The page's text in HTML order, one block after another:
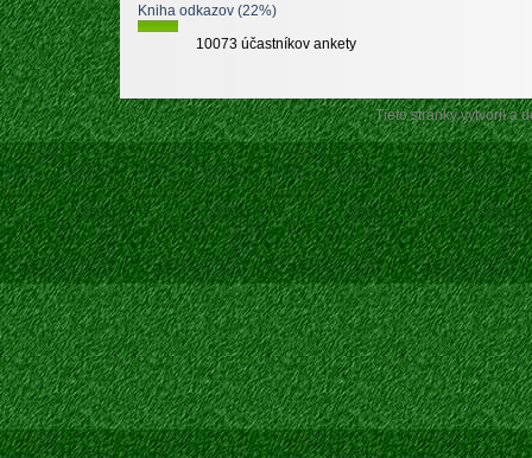
Kniha odkazov (22%)
10073 účastníkov ankety
Tieto stránky vytvoril a